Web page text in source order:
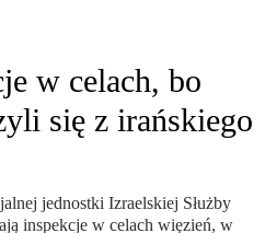
w celach, bo
się z irańskiego
jednostki Izraelskiej Służby
inspekcje w celach więzień, w